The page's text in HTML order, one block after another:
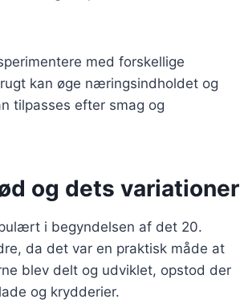
med forskellige
kan øge næringsindholdet og
tilpasses efter smag og
og dets variationer
i begyndelsen af det 20.
da det var en praktisk måde at
blev delt og udviklet, opstod der
og krydderier.